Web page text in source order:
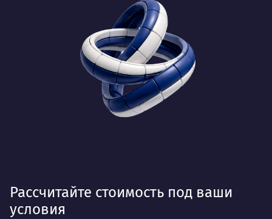
Рассчитайте стоимость под ваши
условия